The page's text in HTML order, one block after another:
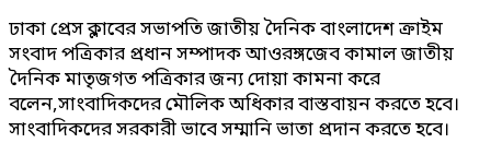
ঢাকা প্রেস ক্লাবের সভাপতি জাতীয় দৈনিক বাংলাদেশ ক্রাইম
সংবাদ পত্রিকার প্রধান সম্পাদক আওরঙ্গজেব কামাল জাতীয়
দৈনিক মাতৃজগত পত্রিকার জন্য দোয়া কামনা করে
বলেন,সাংবাদিকদের মৌলিক অধিকার বাস্তবায়ন করতে হবে।
সাংবাদিকদের সরকারী ভাবে সম্মানি ভাতা প্রদান করতে হবে।